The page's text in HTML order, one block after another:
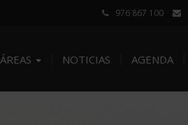
976 867 100
ÁREAS NOTICIAS AGENDA